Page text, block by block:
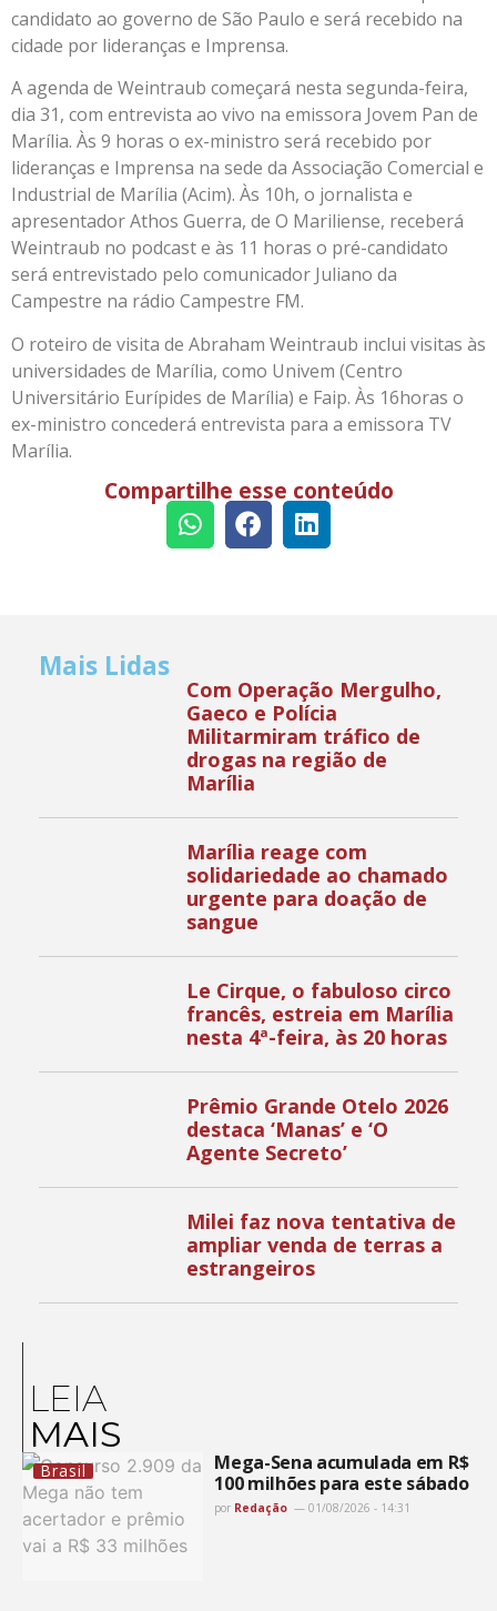
candidato ao governo de São Paulo e será recebido na
cidade por lideranças e Imprensa.
A agenda de Weintraub começará nesta segunda-feira,
dia 31, com entrevista ao vivo na emissora Jovem Pan de
Marília. Às 9 horas o ex-ministro será recebido por
lideranças e Imprensa na sede da Associação Comercial e
Industrial de Marília (Acim). Às 10h, o jornalista e
apresentador Athos Guerra, de O Mariliense, receberá
Weintraub no podcast e às 11 horas o pré-candidato
será entrevistado pelo comunicador Juliano da
Campestre na rádio Campestre FM.
O roteiro de visita de Abraham Weintraub inclui visitas às
universidades de Marília, como Univem (Centro
Universitário Eurípides de Marília) e Faip. Às 16horas o
ex-ministro concederá entrevista para a emissora TV
Marília.
Compartilhe esse conteúdo
Mais Lidas
Com Operação Mergulho,
Gaeco e Polícia
Militarmiram tráfico de
drogas na região de
Marília
Marília reage com
solidariedade ao chamado
urgente para doação de
sangue
Le Cirque, o fabuloso circo
francês, estreia em Marília
nesta 4ª-feira, às 20 horas
Prêmio Grande Otelo 2026
destaca ‘Manas’ e ‘O
Agente Secreto’
Milei faz nova tentativa de
ampliar venda de terras a
estrangeiros
LEIA
MAIS
Brasil
Mega-Sena acumulada em R$
100 milhões para este sábado
por Redação 01/08/2026 - 14:31